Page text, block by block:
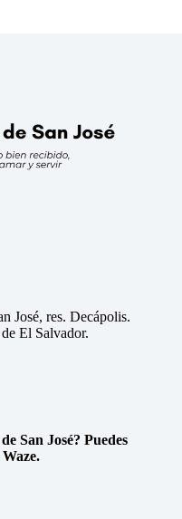
José, res. Decápolis.
El Salvador.
San José? Puedes